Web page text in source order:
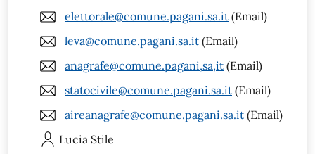
elettorale@comune.pagani.sa.it (Email)
leva@comune.pagani.sa.it (Email)
anagrafe@comune.pagani,sa,it (Email)
statocivile@comune.pagani.sa.it (Email)
aireanagrafe@comune.pagani.sa.it (Email)
Lucia Stile